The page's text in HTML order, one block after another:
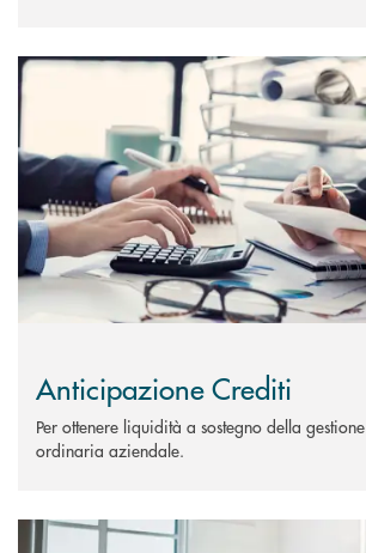
Scopri di più Anticipazione Crediti
Anticipazione Crediti
Per ottenere liquidità a sostegno della gestione
ordinaria aziendale.
Scopri di più Apertura di credito